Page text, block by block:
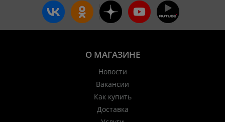
О МАГАЗИНЕ
Новости
Вакансии
Как купить
Доставка